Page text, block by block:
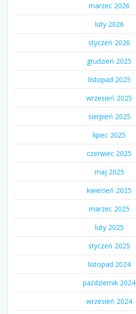
marzec 2026
luty 2026
styczeń 2026
grudzień 2025
listopad 2025
wrzesień 2025
sierpień 2025
lipiec 2025
czerwiec 2025
maj 2025
kwiecień 2025
marzec 2025
luty 2025
styczeń 2025
listopad 2024
październik 2024
wrzesień 2024